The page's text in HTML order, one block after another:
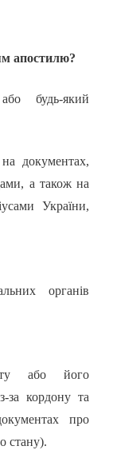
апостилю?
будь-який
документах,
а також на
України,
органів
або його
за кордону та
про
стану).